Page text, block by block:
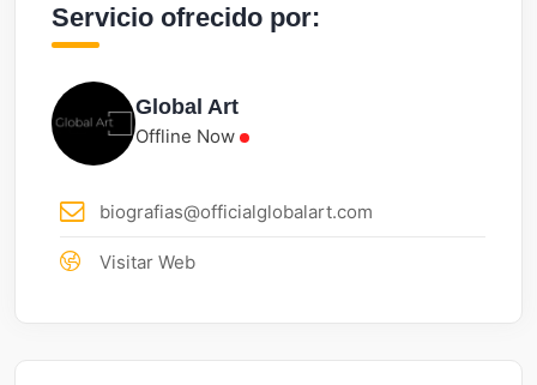
Servicio ofrecido por:
Global Art
Offline Now
biografias@officialglobalart.com
Visitar Web